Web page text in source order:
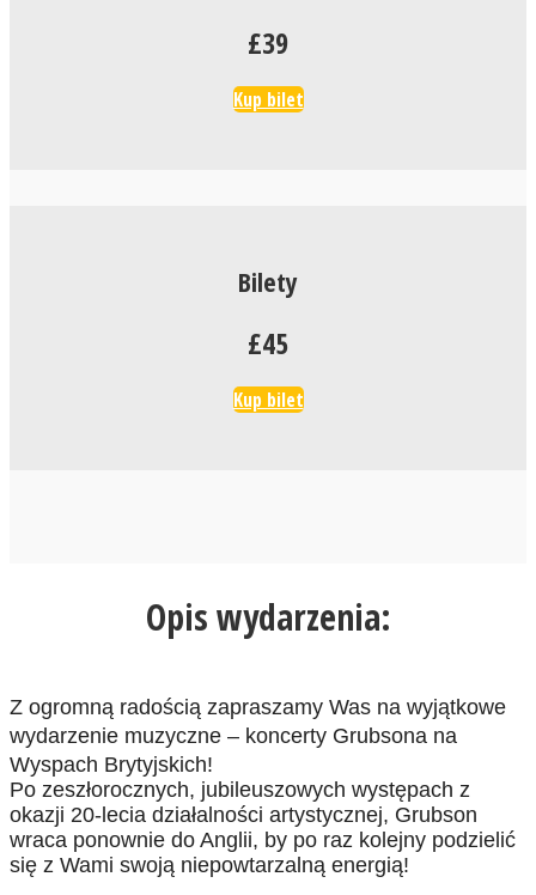
£39
Kup bilet
Bilety
£45
Kup bilet
Opis wydarzenia:
Z ogromną radością zapraszamy Was na wyjątkowe
wydarzenie muzyczne – koncerty Grubsona na
Wyspach Brytyjskich!
Po zeszłorocznych, jubileuszowych występach z
okazji 20-lecia działalności artystycznej, Grubson
wraca ponownie do Anglii, by po raz kolejny podzielić
się z Wami swoją niepowtarzalną energią!